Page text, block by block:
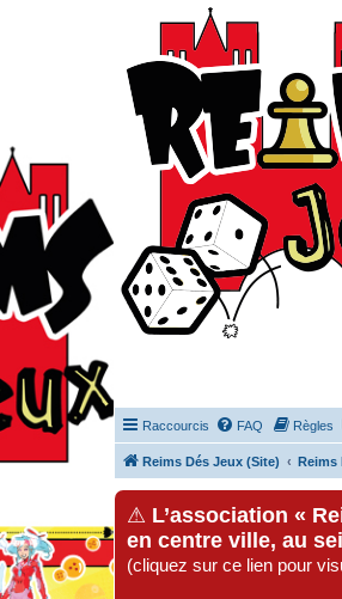
Raccourcis FAQ Règles
Reims Dés Jeux (Site) Reims
⚠ L’association «
en centre ville, au
(cliquez sur ce lien pour